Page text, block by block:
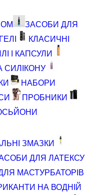
ЗАСОБИ ДЛЯ
КЛАСИЧНІ
І КАПСУЛИ
СИЛІКОНУ
НАБОРИ
ПРОБНИКИ
ЗМАЗКИ
ДЛЯ ЛАТЕКСУ
МАСТУРБАТОРІВ
НА ВОДНІЙ